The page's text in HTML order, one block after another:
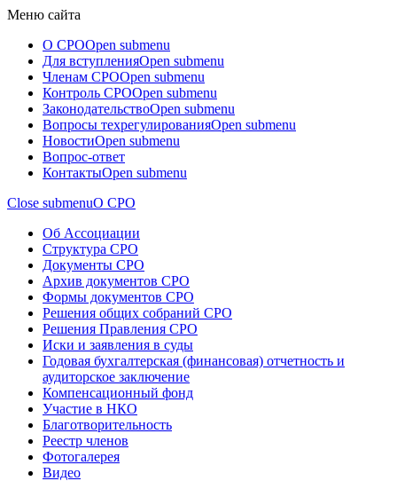
Меню сайта
О СРОOpen submenu
Для вступленияOpen submenu
Членам СРОOpen submenu
Контроль СРОOpen submenu
ЗаконодательствоOpen submenu
Вопросы техрегулированияOpen submenu
НовостиOpen submenu
Вопрос-ответ
КонтактыOpen submenu
Close submenuО СРО
Об Ассоциации
Структура СРО
Документы СРО
Архив документов СРО
Формы документов СРО
Решения общих собраний СРО
Решения Правления СРО
Иски и заявления в суды
Годовая бухгалтерская (финансовая) отчетность и
аудиторское заключение
Компенсационный фонд
Участие в НКО
Благотворительность
Реестр членов
Фотогалерея
Видео